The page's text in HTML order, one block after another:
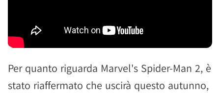
Per quanto riguarda Marvel's Spider-Man 2, è
stato riaffermato che uscirà questo autunno,